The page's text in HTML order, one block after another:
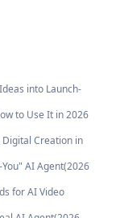
into Launch-
to Use It in 2026
Creation in
AI Agent(2026
for AI Video